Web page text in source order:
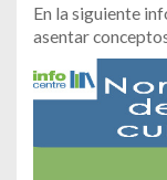
En la siguiente
asentar